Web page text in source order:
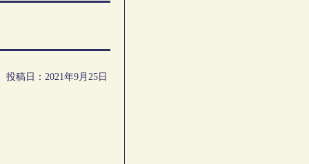
投稿日：2021年9月25日